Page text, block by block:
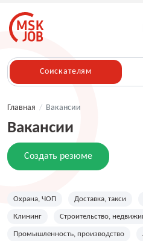
Соискателям
Главная / Вакансии
Вакансии
Создать резюме
Охрана, ЧОП Доставка, такси
Клининг Строительство,
Промышленность, производство